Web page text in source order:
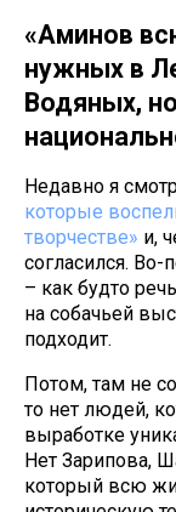
«Аминов
нужных в
Водяных,
Недавно я
которые
творчестве» и,
согласился.
– как будто
на собачьей
подходит.
Потом, там не
то нет людей,
выработке
Нет Зарипова,
который всю